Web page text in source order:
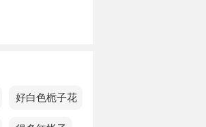
会感到力不
更加困难。
梦见好白色栀子花